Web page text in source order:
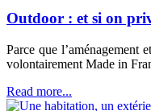
Outdoor : et si on
Parce que l’aménagement
volontairement Made in
Read more...